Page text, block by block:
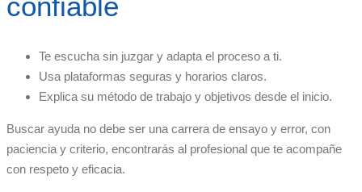
Te escucha sin juzgar y adapta el proceso a ti.
Usa plataformas seguras y horarios claros.
Explica su método de trabajo y objetivos desde el inicio.
Buscar ayuda no debe ser una carrera de ensayo y error, con
paciencia y criterio, encontrarás al profesional que te acompañe
con respeto y eficacia.